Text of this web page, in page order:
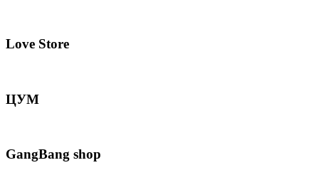
Love Store
ЦУМ
GangBang shop